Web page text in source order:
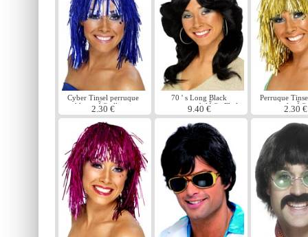
Cyber Tinsel perruque
bleu mÃ©tallique
2.30 €
70 ' s Long Black
perruque ondulÃ©e Flick
en couches
9.40 €
Perruque
dorÃ©
2.30 €